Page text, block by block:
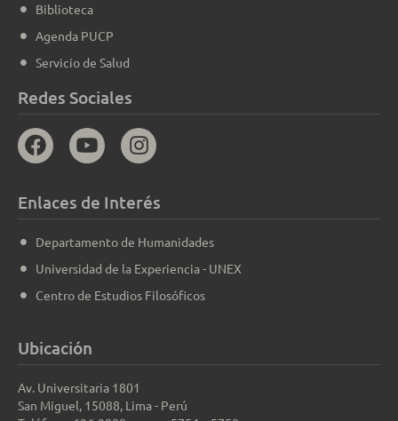
Biblioteca
Agenda PUCP
Servicio de Salud
Redes Sociales
Enlaces de Interés
Departamento de Humanidades
Universidad de la Experiencia - UNEX
Centro de Estudios Filosóficos
Ubicación
Av. Universitaria 1801
San Miguel, 15088, Lima - Perú